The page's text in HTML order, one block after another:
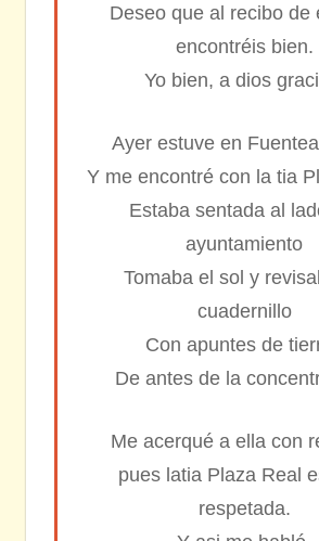
Deseo que al recibo de
encontréis bien.
Yo bien, a dios
Ayer estuve en
Y me encontré con la tia
Estaba sentada al
ayuntamiento
Tomaba el sol y
cuadernillo
Con apuntes de
De antes de la
Me acerqué a ella con
pues latia Plaza Real
respetada.